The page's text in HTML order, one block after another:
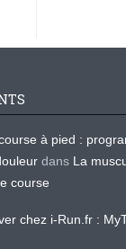
à pied :
dans La
course
chez i-Run.fr :